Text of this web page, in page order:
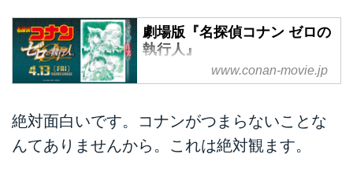
劇場版『名探偵コナン ゼロの
執行人』
「それが、お前の真実か―」劇場
開。
www.conan-movie.jp
絶対面白いです。コナンがつまらないことな
んてありませんから。これは絶対観ます。